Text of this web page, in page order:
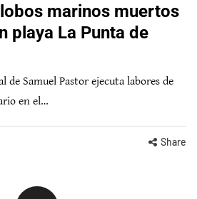
marinos muertos
playa La Punta de
de Samuel Pastor ejecuta labores de
en el…
Share